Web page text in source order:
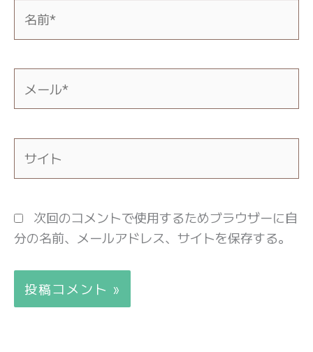
前
ー
*
次回のコメントで使用するためブラウザーに自
分の名前、メールアドレス、サイトを保存する。